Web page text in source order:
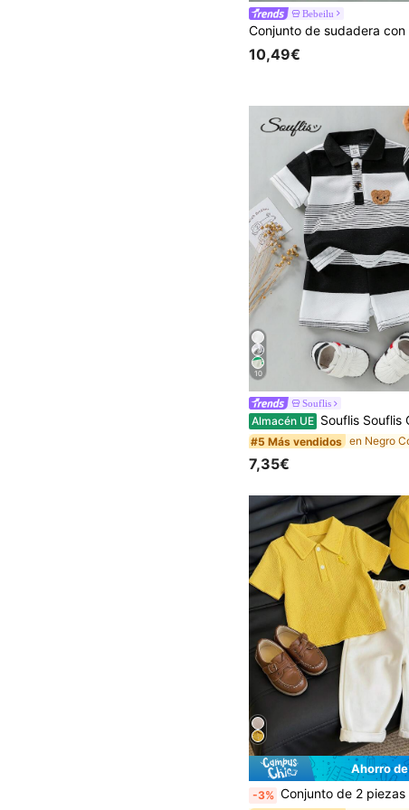
Bebeilu
10,49€
10
Souflis
Almacén UE Souflis Souflis Conjunto de polo de manga corta a rayas con bordado de oso adorable y pantalones cortos para
#5 Más vendidos
7,35€
Ahorro
-3% Conjunto de 2 piezas para bebé niño/niña unisex, camiseta sin mangas con capucha de oso de peluche y pantalones cortos de camuflaje, ropa casual linda de primavera/verano, conjuntos de ropa